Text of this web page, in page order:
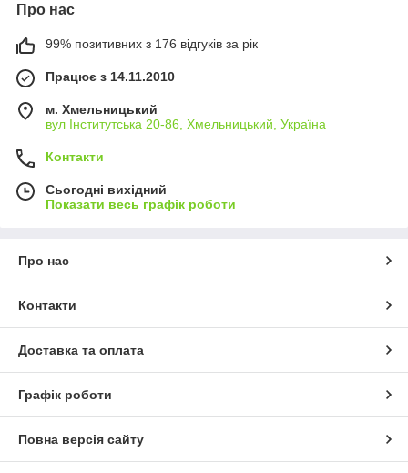
Про нас
99% позитивних з 176 відгуків за рік
Працює з 14.11.2010
м. Хмельницький
вул Інститутська 20-86, Хмельницький, Україна
Контакти
Сьогодні вихідний
Показати весь графік роботи
Про нас
Контакти
Доставка та оплата
Графік роботи
Повна версія сайту